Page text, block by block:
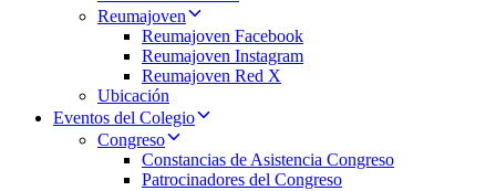
Reumajoven
Reumajoven Facebook
Reumajoven Instagram
Reumajoven Red X
Ubicación
Eventos del Colegio
Congreso
Constancias de Asistencia Congreso
Patrocinadores del Congreso